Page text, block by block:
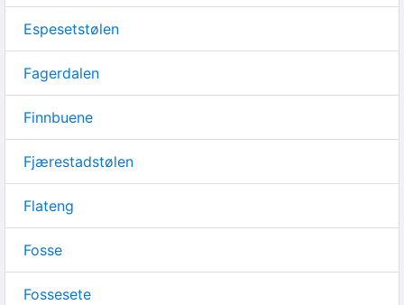
Espesetstølen
Fagerdalen
Finnbuene
Fjærestadstølen
Flateng
Fosse
Fossesete